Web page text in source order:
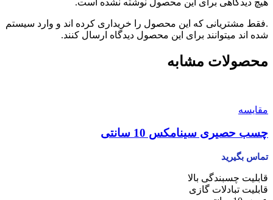
هیچ دیدگاهی برای این محصول نوشته نشده است.
.فقط مشتریانی که این محصول را خریداری کرده اند و وارد سیستم
شده اند میتوانند برای این محصول دیدگاه ارسال کنند.
محصولات مشابه
مقایسه
چسب حصیری سینامکس 10 سانتی
تماس بگیرید
قابلیت چسبندگی بالا
قابلیت تبادلات گازی